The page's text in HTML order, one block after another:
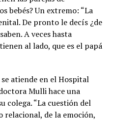
bebés? Un extremo: “La
De pronto le decís ¿de
A veces hasta
al lado, que es el papá
atiende en el Hospital
Mulli hace una
colega. “La cuestión del
relacional, de la emoción,